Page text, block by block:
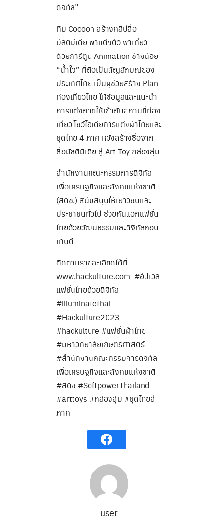
Search
ดิจิทัล”
ทีม Cocoon สร้างคลิปสื่อ
มัลติมีเดีย พาแต่งตัว พาเที่ยว
ด้วยการ์ตูน Animation ช้างน้อย
“น้ำใจ” ที่ถือเป็นสัญลักษณ์ของ
ประเทศไทย เป็นผู้ช่วยสร้าง Plan
ท่องเที่ยวไทย ให้ข้อมูลและแนะนำ
การแต่งกายให้เข้ากับสถานที่ท่อง
เที่ยว โชว์ไอเดียการแต่งผ้าไทยและ
ชุดไทย 4 ภาค หวังสร้างชื่อจาก
สื่อมัลติมีเดีย สู่ Art Toy กล่องสุ่ม
สำนักงานคณะกรรมการดิจิทัล
เพื่อเศรษฐกิจและสังคมแห่งชาติ
(สดช.) สนับสนุนให้เยาวชนและ
ประชาชนทั่วไป ช่วยกันแฮกแฟชั่น
ไทยด้วยวัฒนธรรมและดิจิทัลคอน
เทนต์
ติดตามรายละเอียดได้ที่
www.hackulture.com #อัปเวล
แฟชั่นไทยด้วยดิจิทัล
#illuminatethai
#Hackulture2023
#hackulture #แฟชั่นผ้าไทย
#มหาวิทยาลัยเกษตรศาสตร์
#สำนักงานคณะกรรมการดิจิทัล
เพื่อเศรษฐกิจและสังคมแห่งชาติ
#สดช #SoftpowerThailand
#arttoys #กล่องสุ่ม #ชุดไทยสี่
ภาค
user